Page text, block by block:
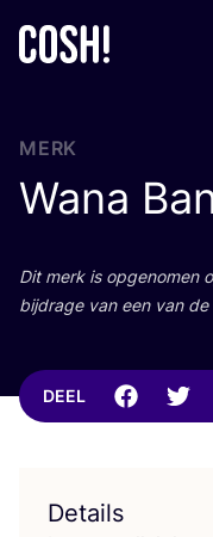
MERK
Wana
Dit merk is opge­no­men
bij­dra­ge van een van
DEEL
Details